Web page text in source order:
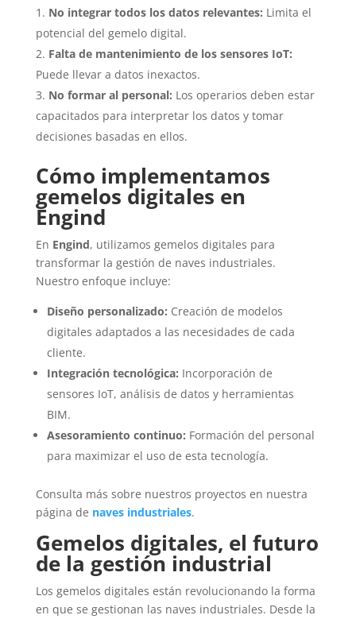
No integrar todos los datos relevantes: Limita el
potencial del gemelo digital.
Falta de mantenimiento de los sensores IoT:
Puede llevar a datos inexactos.
No formar al personal: Los operarios deben estar
capacitados para interpretar los datos y tomar
decisiones basadas en ellos.
Cómo implementamos
gemelos digitales en
Engind
En Engind, utilizamos gemelos digitales para
transformar la gestión de naves industriales.
Nuestro enfoque incluye:
Diseño personalizado: Creación de modelos
digitales adaptados a las necesidades de cada
cliente.
Integración tecnológica: Incorporación de
sensores IoT, análisis de datos y herramientas
BIM.
Asesoramiento continuo: Formación del personal
para maximizar el uso de esta tecnología.
Consulta más sobre nuestros proyectos en nuestra
página de naves industriales.
Gemelos digitales, el futuro
de la gestión industrial
Los gemelos digitales están revolucionando la forma
en que se gestionan las naves industriales. Desde la